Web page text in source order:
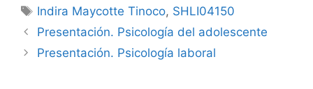
Etiquetas
Indira Maycotte Tinoco, SHLI04150
Presentación. Psicología del adolescente
Presentación. Psicología laboral